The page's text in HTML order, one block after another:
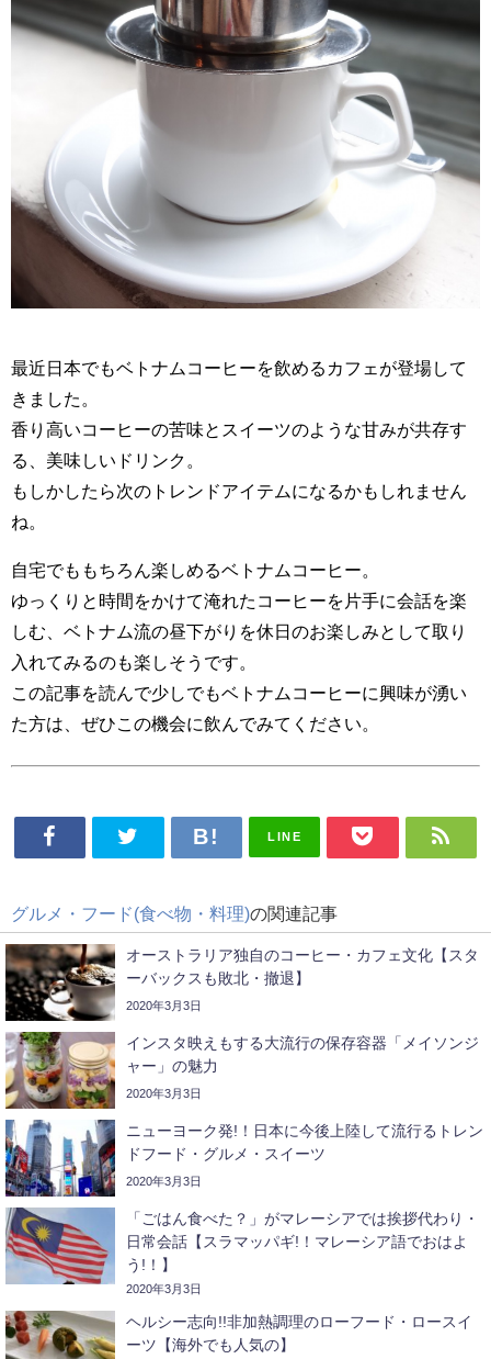
最近日本でもベトナムコーヒーを飲めるカフェが登場して
きました。
香り高いコーヒーの苦味とスイーツのような甘みが共存す
る、美味しいドリンク。
もしかしたら次のトレンドアイテムになるかもしれません
ね。
自宅でももちろん楽しめるベトナムコーヒー。
ゆっくりと時間をかけて淹れたコーヒーを片手に会話を楽
しむ、ベトナム流の昼下がりを休日のお楽しみとして取り
入れてみるのも楽しそうです。
この記事を読んで少しでもベトナムコーヒーに興味が湧い
た方は、ぜひこの機会に飲んでみてください。
LINE
グルメ・フード(食べ物・料理)の関連記事
オーストラリア独自のコーヒー・カフェ文化【スタ
ーバックスも敗北・撤退】
2020年3月3日
インスタ映えもする大流行の保存容器「メイソンジ
ャー」の魅力
2020年3月3日
ニューヨーク発!！日本に今後上陸して流行るトレン
ドフード・グルメ・スイーツ
2020年3月3日
「ごはん食べた？」がマレーシアでは挨拶代わり・
日常会話【スラマッパギ!！マレーシア語でおはよ
う!！】
2020年3月3日
ヘルシー志向!!非加熱調理のローフード・ロースイ
ーツ【海外でも人気の】